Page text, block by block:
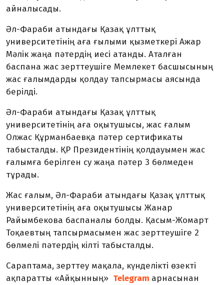
айналысады.
Әл-Фараби атындағы Қазақ ұлттық
университетінің аға ғылыми қызметкері Ажар
Мәлік жаңа пәтердің иесі атанды. Аталған
баспана жас зерттеушіге Мемлекет басшысының
жас ғалымдарды қолдау тапсырмасы аясында
берілді.
Әл-Фараби атындағы Қазақ ұлттық
университетінің аға оқытушысы, жас ғалым
Олжас Құрманбаевқа пәтер сертификаты
табысталды. ҚР Президентінің қолдауымен жас
ғалымға берілген су жаңа пәтер 3 бөлмеден
тұрады.
Жас ғалым, Әл-Фараби атындағы Қазақ ұлттық
университетінің аға оқытушысы Жанар
Райымбекова баспаналы болды. Қасым-Жомарт
Тоқаевтың тапсырмасымен жас зерттеушіге 2
бөлмелі пәтердің кілті табысталды.
Сараптама, зерттеу мақала, күнделікті өзекті
ақпаратты «Айқынның» Telegram арнасынан